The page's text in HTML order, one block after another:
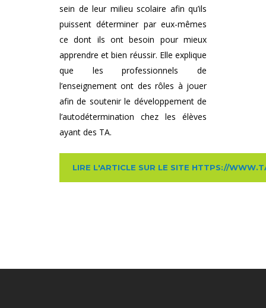
sein de leur milieu scolaire afin qu’ils
puissent déterminer par eux-mêmes
ce dont ils ont besoin pour mieux
apprendre et bien réussir. Elle explique
que les professionnels de
l’enseignement ont des rôles à jouer
afin de soutenir le développement de
l’autodétermination chez les élèves
ayant des TA.
LIRE L'ARTICLE SUR LE SITE HTTPS://